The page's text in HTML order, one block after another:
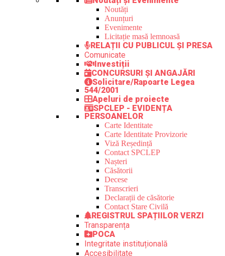
Noutăți
Anunțuri
Evenimente
Licitație masă lemnoasă
RELAȚII CU PUBLICUL ȘI PRESA
Comunicate
Investiții
CONCURSURI ȘI ANGAJĂRI
Solicitare/Rapoarte Legea
544/2001
Apeluri de proiecte
SPCLEP - EVIDENȚA
PERSOANELOR
Carte Identitate
Carte Identitate Provizorie
Viză Reședință
Contact SPCLEP
Nașteri
Căsătorii
Decese
Transcrieri
Declarații de căsătorie
Contact Stare Civilă
REGISTRUL SPAȚIILOR VERZI
Transparența
POCA
Integritate instituțională
Accesibilitate